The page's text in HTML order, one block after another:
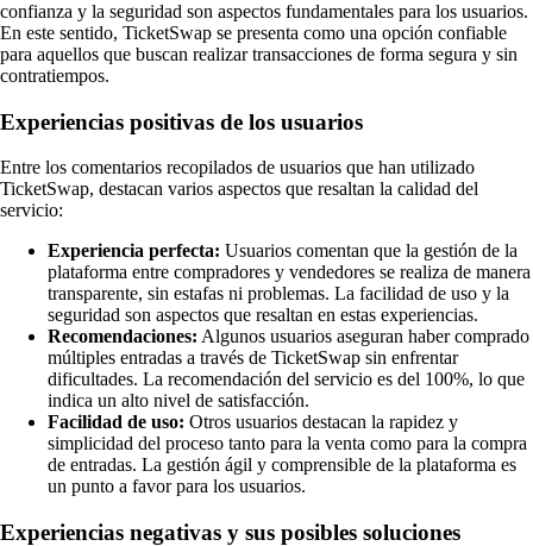
confianza y la seguridad son aspectos fundamentales para los usuarios.
En este sentido, TicketSwap se presenta como una opción confiable
para aquellos que buscan realizar transacciones de forma segura y sin
contratiempos.
Experiencias positivas de los usuarios
Entre los comentarios recopilados de usuarios que han utilizado
TicketSwap, destacan varios aspectos que resaltan la calidad del
servicio:
Experiencia perfecta: Usuarios comentan que la gestión de la
plataforma entre compradores y vendedores se realiza de manera
transparente, sin estafas ni problemas. La facilidad de uso y la
seguridad son aspectos que resaltan en estas experiencias.
Recomendaciones: Algunos usuarios aseguran haber comprado
múltiples entradas a través de TicketSwap sin enfrentar
dificultades. La recomendación del servicio es del 100%, lo que
indica un alto nivel de satisfacción.
Facilidad de uso: Otros usuarios destacan la rapidez y
simplicidad del proceso tanto para la venta como para la compra
de entradas. La gestión ágil y comprensible de la plataforma es
un punto a favor para los usuarios.
Experiencias negativas y sus posibles soluciones